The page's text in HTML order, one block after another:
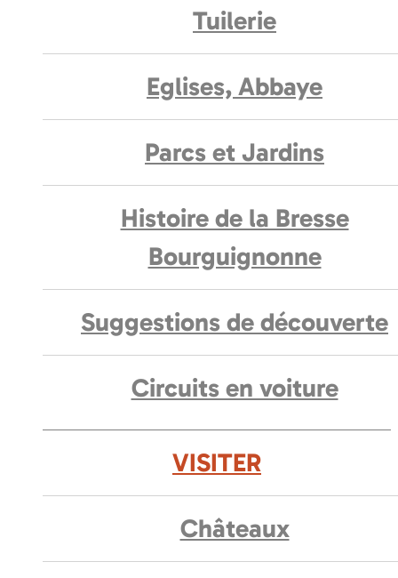
Tuilerie
Eglises, Abbaye
Parcs et Jardins
Histoire de la Bresse
Bourguignonne
Suggestions de découverte
Circuits en voiture
VISITER
Châteaux